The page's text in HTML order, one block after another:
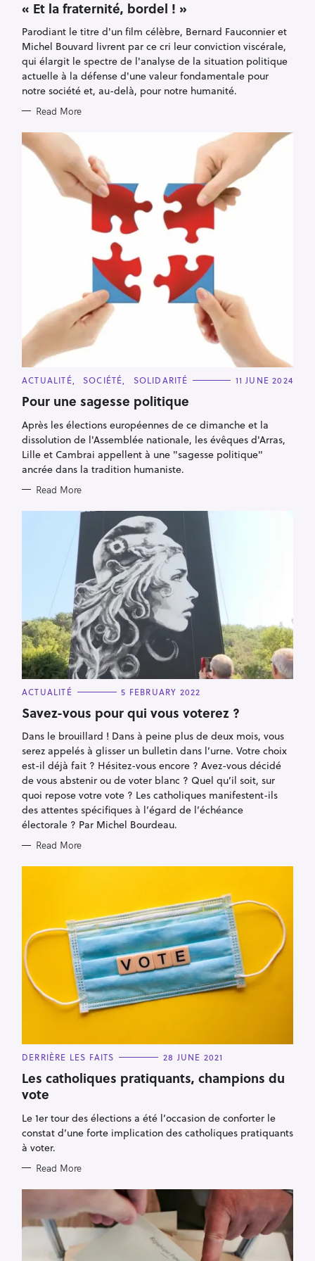
T
E
O
R
I
E
S
« Et la fraternité, bordel ! »
Parodiant le titre d'un film célèbre, Bernard Fauconnier et
Michel Bouvard livrent par ce cri leur conviction viscérale,
qui élargit le spectre de l'analyse de la situation politique
actuelle à la défense d'une valeur fondamentale pour
notre société et, au-delà, pour notre humanité.
Read More
C
T
E
O
R
I
E
S
ACTUALITÉ SOCIÉTÉ SOLIDARITÉ 11 JUNE 2024
Pour une sagesse politique
Après les élections européennes de ce dimanche et la
dissolution de l'Assemblée nationale, les évêques d'Arras,
Lille et Cambrai appellent à une "sagesse politique"
ancrée dans la tradition humaniste.
Read More
C
T
E
O
I
E
S
ACTUALITÉ 5 FEBRUARY 2022
Savez-vous pour qui vous voterez ?
Dans le brouillard ! Dans à peine plus de deux mois, vous
serez appelés à glisser un bulletin dans l’urne. Votre choix
est-il déjà fait ? Hésitez-vous encore ? Avez-vous décidé
de vous abstenir ou de voter blanc ? Quel qu’il soit, sur
quoi repose votre vote ? Les catholiques manifestent-ils
des attentes spécifiques à l’égard de l’échéance
électorale ? Par Michel Bourdeau.
Read More
C
T
E
G
O
I
E
S
DERRIÈRE LES FAITS 28 JUNE 2021
Les catholiques pratiquants, champions du
vote
Le 1er tour des élections a été l’occasion de conforter le
constat d’une forte implication des catholiques pratiquants
à voter.
Read More